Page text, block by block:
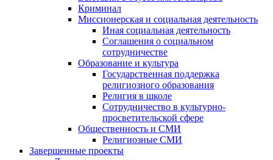
Криминал
Миссионерская и социальная деятельность
Иная социальная деятельность
Соглашения о социальном
сотрудничестве
Образование и культура
Государственная поддержка
религиозного образования
Религия в школе
Сотрудничество в культурно-
просветительской сфере
Общественность и СМИ
Религиозные СМИ
Завершенные проекты